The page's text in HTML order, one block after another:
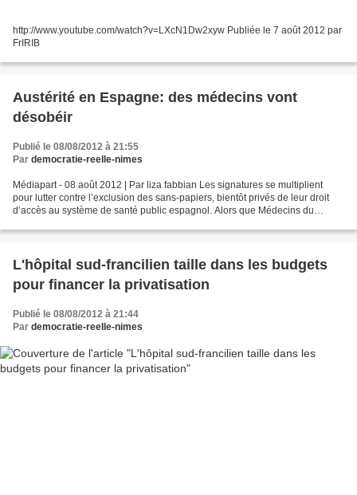
http://www.youtube.com/watch?v=LXcN1Dw2xyw Publiée le 7 août 2012 par
FrIRIB
Austérité en Espagne: des médecins vont
désobéir
Publié le 08/08/2012 à 21:55
Par democratie-reelle-nimes
Médiapart - 08 août 2012 | Par liza fabbian Les signatures se multiplient
pour lutter contre l’exclusion des sans-papiers, bientôt privés de leur droit
d’accès au système de santé public espagnol. Alors que Médecins du
L'hôpital sud-francilien taille dans les budgets
pour financer la privatisation
Publié le 08/08/2012 à 21:44
Par democratie-reelle-nimes